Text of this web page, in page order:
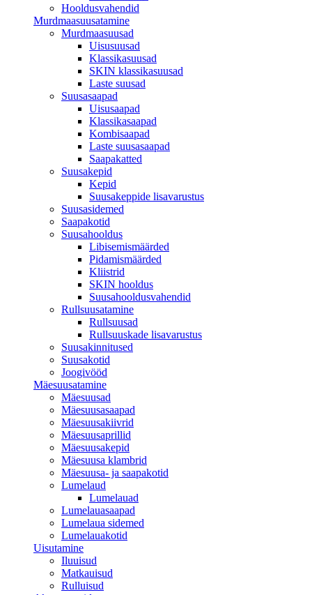
Hooldusvahendid
Murdmaasuusatamine
Murdmaasuusad
Uisusuusad
Klassikasuusad
SKIN klassikasuusad
Laste suusad
Suusasaapad
Uisusaapad
Klassikasaapad
Kombisaapad
Laste suusasaapad
Saapakatted
Suusakepid
Kepid
Suusakeppide lisavarustus
Suusasidemed
Saapakotid
Suusahooldus
Libisemismäärded
Pidamismäärded
Kliistrid
SKIN hooldus
Suusahooldusvahendid
Rullsuusatamine
Rullsuusad
Rullsuuskade lisavarustus
Suusakinnitused
Suusakotid
Joogivööd
Mäesuusatamine
Mäesuusad
Mäesuusasaapad
Mäesuusakiivrid
Mäesuusaprillid
Mäesuusakepid
Mäesuusa klambrid
Mäesuusa- ja saapakotid
Lumelaud
Lumelauad
Lumelauasaapad
Lumelaua sidemed
Lumelauakotid
Uisutamine
Iluuisud
Matkauisud
Rulluisud